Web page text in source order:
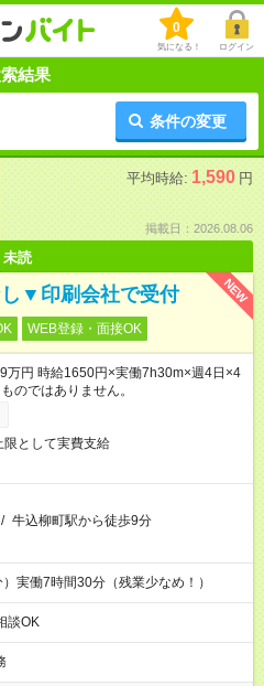
0
気になる！ ログイン
結果
条件の変更
平均時給: 1,590 円
掲載日：2026.08.06
未読
NEW
▼印刷会社で受付
WEB登録・面接OK
円 時給1650円×実働7h30m×週4日×4
のではありません。
限として実費支給
/ 牛込柳町駅から徒歩9分
実働7時間30分（残業少なめ！）
OK